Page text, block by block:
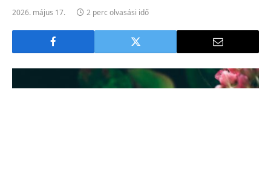
2026. május 17. 2 perc olvasási idő